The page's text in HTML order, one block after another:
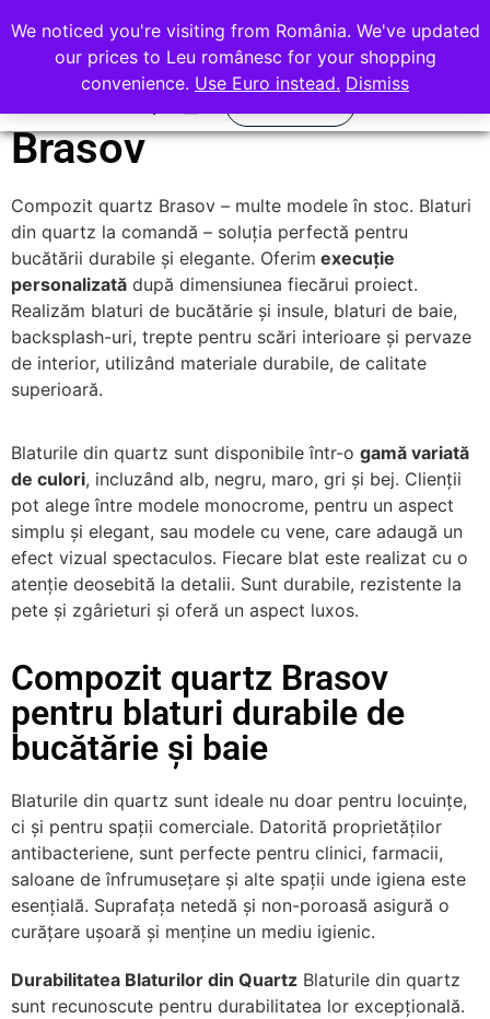
office@rocasdecor.ro
+40 736 388 206
Compozit quartz
Brasov
Compozit quartz Brasov – multe modele în stoc. Blaturi
din quartz la comandă – soluția perfectă pentru
bucătării durabile și elegante. Oferim execuție
personalizată după dimensiunea fiecărui proiect.
Realizăm blaturi de bucătărie și insule, blaturi de baie,
backsplash-uri, trepte pentru scări interioare și pervaze
de interior, utilizând materiale durabile, de calitate
superioară.
Blaturile din quartz sunt disponibile într-o gamă variată
de culori, incluzând alb, negru, maro, gri și bej. Clienții
pot alege între modele monocrome, pentru un aspect
simplu și elegant, sau modele cu vene, care adaugă un
efect vizual spectaculos. Fiecare blat este realizat cu o
atenție deosebită la detalii. Sunt durabile, rezistente la
pete și zgârieturi și oferă un aspect luxos.
Compozit quartz Brasov
pentru blaturi durabile de
bucătărie și baie
Blaturile din quartz sunt ideale nu doar pentru locuințe,
ci și pentru spații comerciale. Datorită proprietăților
antibacteriene, sunt perfecte pentru clinici, farmacii,
saloane de înfrumusețare și alte spații unde igiena este
esențială. Suprafața netedă și non-poroasă asigură o
curățare ușoară și menține un mediu igienic.
Durabilitatea Blaturilor din Quartz Blaturile din quartz
sunt recunoscute pentru durabilitatea lor excepțională.
We noticed you're visiting from România. We've updated
our prices to Leu românesc for your shopping
convenience. Use Euro instead. Dismiss